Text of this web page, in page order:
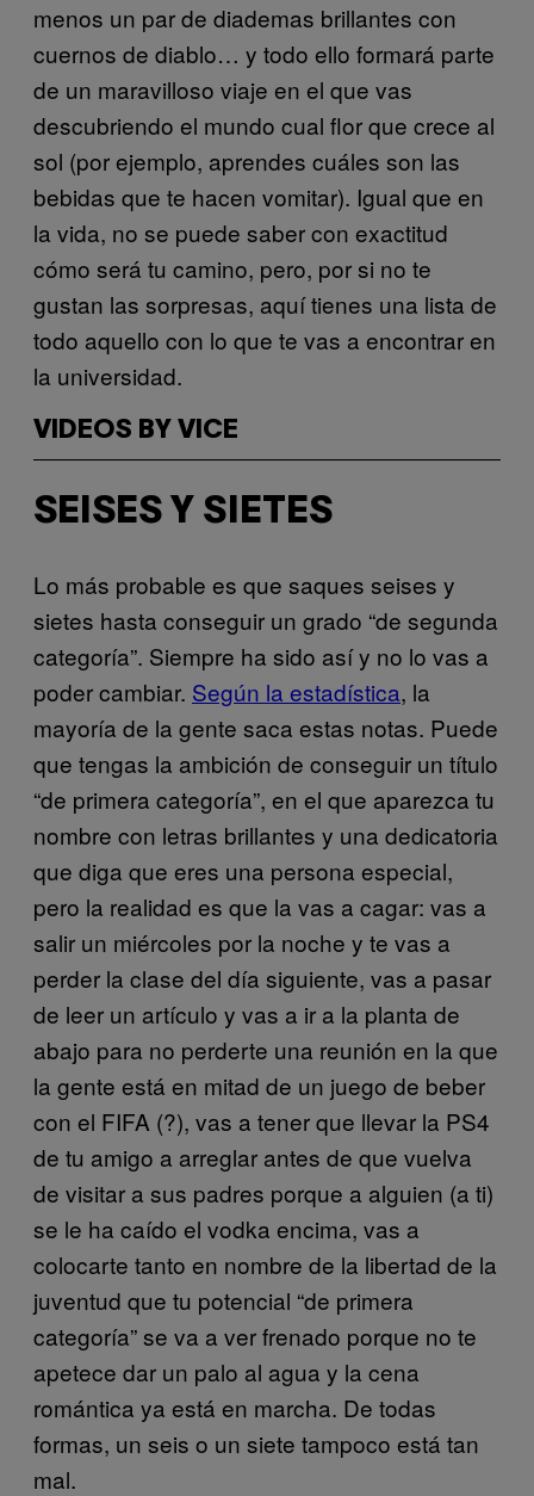
menos un par de diademas brillantes con
cuernos de diablo… y todo ello formará parte
de un maravilloso viaje en el que vas
descubriendo el mundo cual flor que crece al
sol (por ejemplo, aprendes cuáles son las
bebidas que te hacen vomitar). Igual que en
la vida, no se puede saber con exactitud
cómo será tu camino, pero, por si no te
gustan las sorpresas, aquí tienes una lista de
todo aquello con lo que te vas a encontrar en
la universidad.
VIDEOS BY VICE
SEISES Y SIETES
Lo más probable es que saques seises y
sietes hasta conseguir un grado “de segunda
categoría”. Siempre ha sido así y no lo vas a
poder cambiar. Según la estadística, la
mayoría de la gente saca estas notas. Puede
que tengas la ambición de conseguir un título
“de primera categoría”, en el que aparezca tu
nombre con letras brillantes y una dedicatoria
que diga que eres una persona especial,
pero la realidad es que la vas a cagar: vas a
salir un miércoles por la noche y te vas a
perder la clase del día siguiente, vas a pasar
de leer un artículo y vas a ir a la planta de
abajo para no perderte una reunión en la que
la gente está en mitad de un juego de beber
con el FIFA (?), vas a tener que llevar la PS4
de tu amigo a arreglar antes de que vuelva
de visitar a sus padres porque a alguien (a ti)
se le ha caído el vodka encima, vas a
colocarte tanto en nombre de la libertad de la
juventud que tu potencial “de primera
categoría” se va a ver frenado porque no te
apetece dar un palo al agua y la cena
romántica ya está en marcha. De todas
formas, un seis o un siete tampoco está tan
mal.